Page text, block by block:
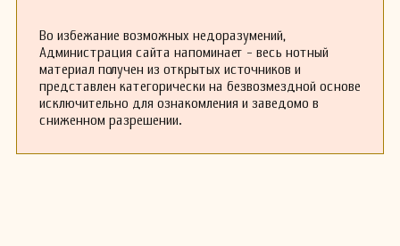
Во избежание возможных недоразумений,
Администрация сайта напоминает - весь нотный
материал получен из открытых источников и
представлен категорически на безвозмездной основе
исключительно для ознакомления и заведомо в
сниженном разрешении.